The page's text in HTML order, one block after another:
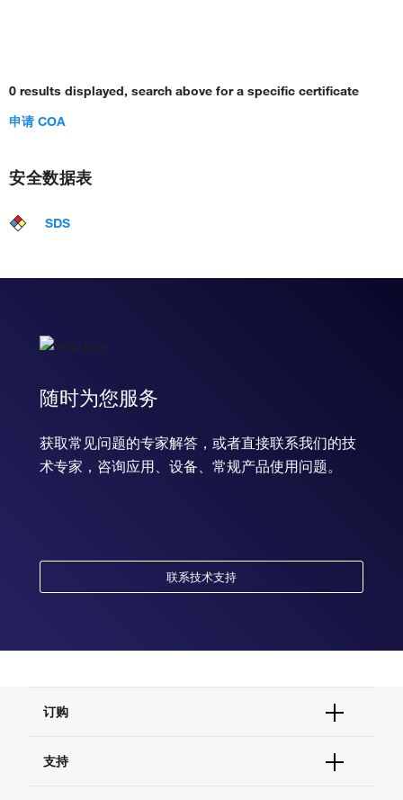
0 results displayed, search above for a specific certificate
申请 COA
安全数据表
SDS
随时为您服务
获取常见问题的专家解答，或者直接联系我们的技
术专家，咨询应用、设备、常规产品使用问题。
联系技术支持
订购
订单支持
支持